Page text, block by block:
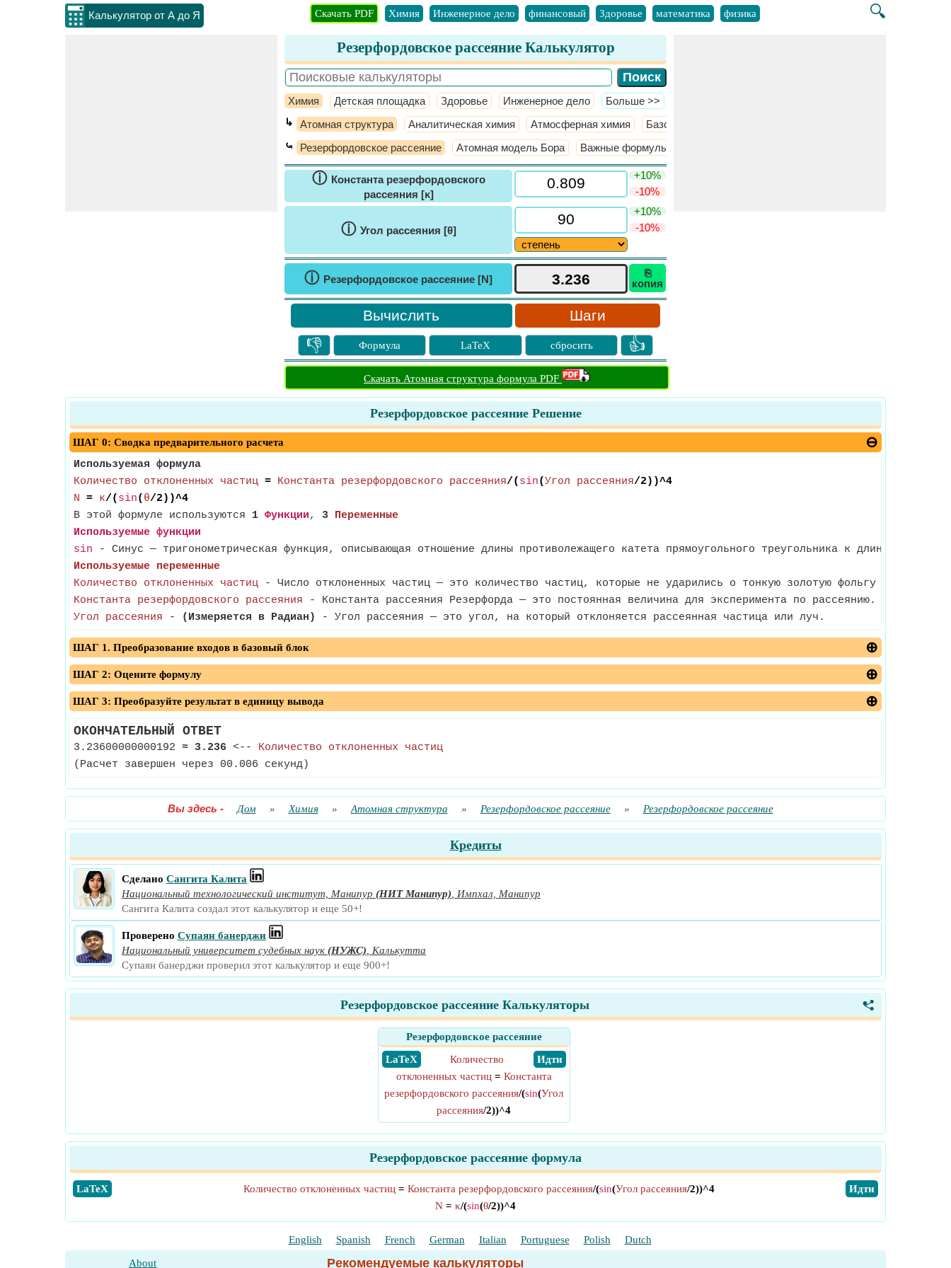
Калькулятор от А до Я 🔍
Скачать PDF Химия Инженерное дело финансовый Здоровье математика физика
Резерфордовское рассеяние Калькулятор
Химия Детская площадка Здоровье Инженерное дело ​Больше >>
↳ Атомная структура Аналитическая химия Атмосферная химия Базовая химия
⤿ Резерфордовское рассеяние Атомная модель Бора Важные формулы атомной модели Бора
ⓘ Константа резерфордовского
рассеяния [κ]
+10%
-10%
ⓘ Угол рассеяния [θ]
+10%
-10%
ⓘ Резерфордовское рассеяние [N]
⎘
копия
Шаги
👎 Формула LaTeX сбросить 👍
Скачать Атомная структура формула PDF
Резерфордовское рассеяние Решение
ШАГ 0: Сводка предварительного расчета
Используемая формула
Количество отклоненных частиц = Константа резерфордовского рассеяния/( sin(Угол рассеяния/2))^4
N = κ/( sin( θ/2))^4
В этой формуле используются 1 Функции, 3 Переменные
Используемые функции
sin - Синус — тригонометрическая функция, описывающая отношение длины противолежащего катета прямоугольного треугольника к длине
Используемые переменные
Количество отклоненных частиц - Число отклоненных частиц — это количество частиц, которые не ударились о тонкую золотую фольгу в
Константа резерфордовского рассеяния - Константа рассеяния Резерфорда — это постоянная величина для эксперимента по рассеянию.
Угол рассеяния - (Измеряется в Радиан) - Угол рассеяния — это угол, на который отклоняется рассеянная частица или луч.
ШАГ 1. Преобразование входов в базовый блок
ШАГ 2: Оцените формулу
ШАГ 3: Преобразуйте результат в единицу вывода
ОКОНЧАТЕЛЬНЫЙ ОТВЕТ
3.23600000000192 ≈ 3.236 <-- Количество отклоненных частиц
(Расчет завершен через 00.006 секунд)
Вы здесь - Дом » Химия » Атомная структура » Резерфордовское рассеяние » Резерфордовское рассеяние
Кредиты
Сделано Сангита Калита
Национальный технологический институт, Манипур (НИТ Манипур)
Импхал, Манипур
Сангита Калита создал этот калькулятор и еще 50+!
Проверено Супаян банерджи
Национальный университет судебных наук (НУЖС)
Калькутта
Супаян банерджи проверил этот калькулятор и еще 900+!
<
Резерфордовское рассеяние Калькуляторы
Резерфордовское рассеяние
​ LaTeX
​ Идти
Количество
отклоненных частиц= Константа
резерфордовского рассеяния/(sin(Угол
рассеяния/2))^4
Резерфордовское рассеяние формула
​LaTeX ​Идти
Количество отклоненных частиц= Константа резерфордовского рассеяния/(sin(Угол рассеяния/2))^4
N = κ/(sin(θ/2))^4
English Spanish French German Italian Portuguese Polish Dutch
About Рекомендуемые калькуляторы